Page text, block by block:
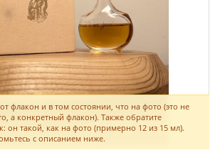
флакон и в том состоянии, что на фото (это не
а конкретный флакон). Также обратите
он такой, как на фото (примерно 12 из 15 мл).
с описанием ниже.